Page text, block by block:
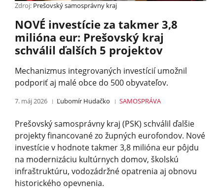
Zdroj: Prešovský samosprávny kraj
NOVÉ investície za takmer 3,8
milióna eur: Prešovský kraj
schválil ďalších 5 projektov
Mechanizmus integrovaných investícií umožnil
podporiť aj malé obce do 500 obyvateľov.
7. máj 2026 Ľubomír Hudačko SAMOSPRÁVA
Prešovský samosprávny kraj (PSK) schválil ďalšie
projekty financované zo župných eurofondov. Nové
investície v hodnote takmer 3,8 milióna eur pôjdu
na modernizáciu kultúrnych domov, školskú
infraštruktúru, vodozádržné opatrenia aj obnovu
historického opevnenia.